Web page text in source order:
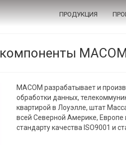
ПРОДУКЦИЯ
MACOM разрабатывает и
обработки данных,
квартирой в Лоуэлле, штат
всей Северной Америке,
стандарту качества ISO9001 и